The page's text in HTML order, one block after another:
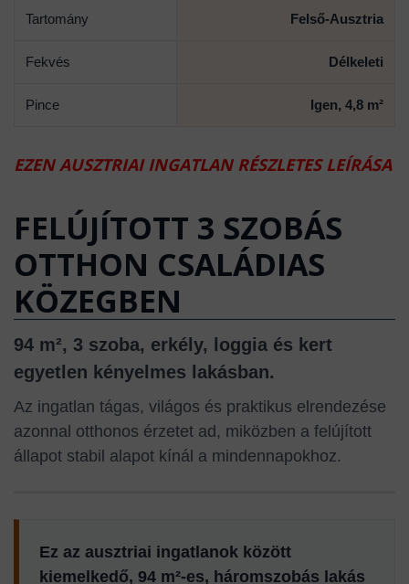
Tartomány Felső-Ausztria
Fekvés Délkeleti
Pince Igen, 4,8 m²
EZEN AUSZTRIAI INGATLAN RÉSZLETES LEÍRÁSA
FELÚJÍTOTT 3 SZOBÁS
OTTHON CSALÁDIAS
KÖZEGBEN
94 m², 3 szoba, erkély, loggia és kert
egyetlen kényelmes lakásban.
Az ingatlan tágas, világos és praktikus elrendezése
azonnal otthonos érzetet ad, miközben a felújított
állapot stabil alapot kínál a mindennapokhoz.
Ez az ausztriai ingatlanok között
kiemelkedő, 94 m²-es, háromszobás lakás